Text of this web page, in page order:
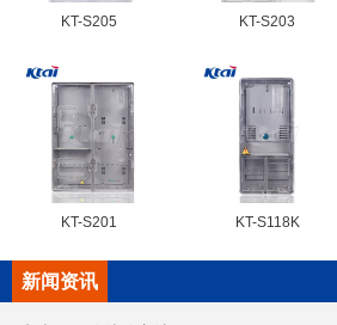
KT-S205 KT-S203
KT-S201 KT-S118K
新闻资讯